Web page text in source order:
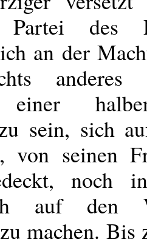
des
an der
einer
sein, sich
von seinen
noch
auf den
machen. Bis